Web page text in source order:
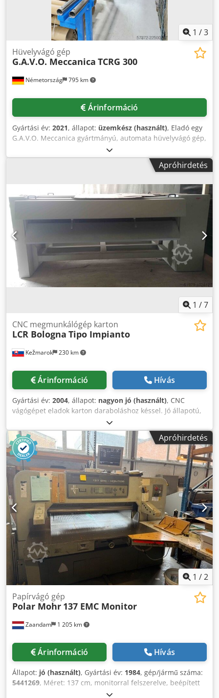
1 /3
Németország 795 km
Hüvelyvágó gép
G.A.V.O. Meccanica TCRG 300
Árinformáció
Gyártási év: 2021, állapot: üzemkész (használt), Eladó egy
G.A.V.O. Meccanica gyártmányú, automata hüvelyvágó gép,
melyhez tartozik egy Debus szűrőberendezés is. 1) G.A.V.O.
Meccanica hüvelyvágó gép, típus: TCRG 300, gyártási év:
2021, munkaterület külső átmérő: 80 mm - 230 mm, max.
hossza: 3000 mm, max. vágási hossza: 3000 mm, min.
vágási hossza: 15 mm, min. falvastagság papír hüvelyek
esetén: kb. 2-3 mm, teljesítmény: kb. 180-300 vágás/óra,
vezérlés: Siemens, vágási hossztűrés: +/- 0,3 mm. 2) Debus
szűrőberendezés, típus: DES DUS 1813, gyártási év: 2018,
szívóteljesítmény: 30 m³/perc. Dokumentáció
rendelkezésre áll. Megtekintés előzetes egyeztetés után
lehetséges. Dkjdpfx Anszrzn Defjr
Apróhirdetés
1 /7
Kežmarok 230 km
CNC megmunkálógép karton
LCR Bologna Tipo Impianto
Árinformáció Hívás
Gyártási év: 2004, állapot: nagyon jó (használt), CNC
vágógépet eladok karton daraboláshoz késsel. Jó állapotú,
általában a gyártónál javítják, azonnal eladhatók. Dksdjd I
N Etepfx Anfjr
Apróhirdetés
1 /2
Zaandam 1 205 km
Papírvágó gép
Polar Mohr 137 EMC Monitor
Árinformáció Hívás
Állapot: jó (használt), Gyártási év: 1984, gép/jármű száma:
5441269, Méret: 137 cm, monitorral felszerelve, beépített
hidraulikus emelőrendszer, nincs oldalasztal.